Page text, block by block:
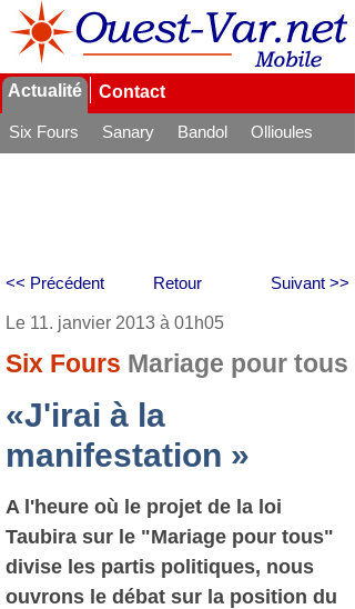
Actualité Contact
Six Fours Sanary Bandol
Ollioules
Retour
<< Précédent Suivant >>
Le 11. janvier 2013 à 01h05
Six Fours Mariage pour tous
«J'irai à la
manifestation »
A l'heure où le projet de la loi
Taubira sur le "Mariage pour tous"
divise les partis politiques, nous
ouvrons le débat sur la position du